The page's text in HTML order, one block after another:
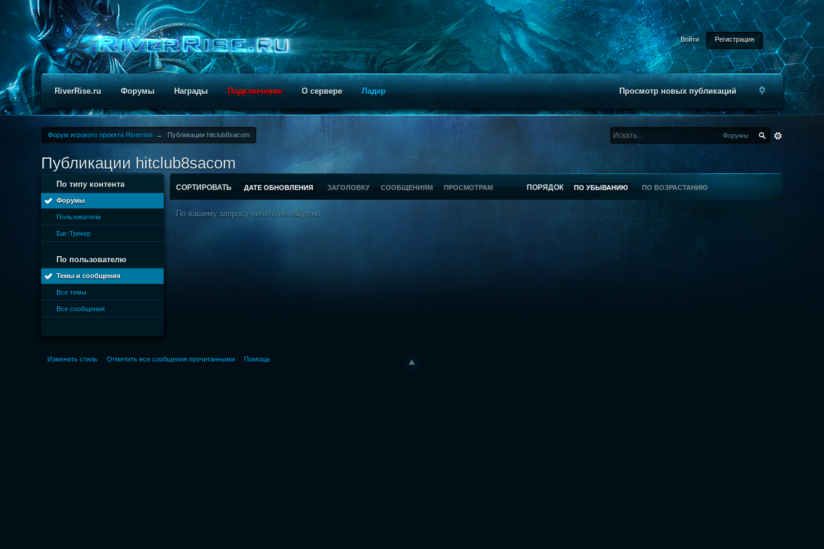
Войти Регистрация
Просмотр новых публикаций
RiverRise.ru Форумы Награды Подключение О сервере Ладер
Форум игрового проекта Riverrise → Публикации hitclub8sacom Форумы
Публикации hitclub8sacom
По типу контента
Форумы
Пользователи
Баг-Трекер
По пользователю
Темы и сообщения
Все темы
Все сообщения
СОРТИРОВАТЬ ДАТЕ ОБНОВЛЕНИЯ ЗАГОЛОВКУ СООБЩЕНИЯМ ПРОСМОТРАМ ПОРЯДОК ПО УБЫВАНИЮ ПО ВОЗРАСТАНИЮ
По вашему запросу ничего не найдено.
Изменить стиль Отметить все сообщения прочитанными Помощь